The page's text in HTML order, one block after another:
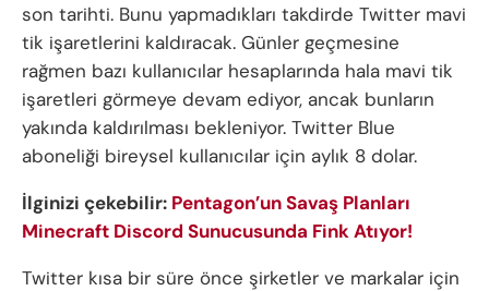
son tarihti. Bunu yapmadıkları takdirde Twitter mavi
tik işaretlerini kaldıracak. Günler geçmesine
rağmen bazı kullanıcılar hesaplarında hala mavi tik
işaretleri görmeye devam ediyor, ancak bunların
yakında kaldırılması bekleniyor. Twitter Blue
aboneliği bireysel kullanıcılar için aylık 8 dolar.
İlginizi çekebilir: Pentagon’un Savaş Planları
Minecraft Discord Sunucusunda Fink Atıyor!
Twitter kısa bir süre önce şirketler ve markalar için